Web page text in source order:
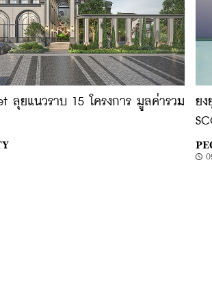
ลุยแนวราบ 15 โครงการ มูลค่ารวม
ย